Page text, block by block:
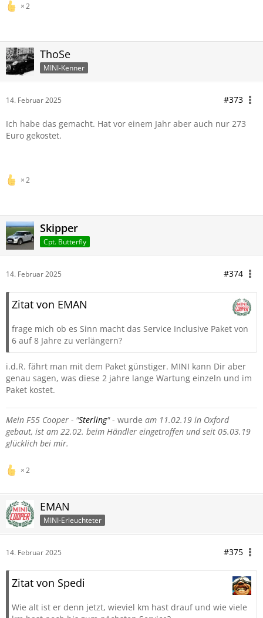
2
ThoSe
MINI-Kenner
14. Februar 2025 #373
Ich habe das gemacht. Hat vor einem Jahr aber auch nur 273
Euro gekostet.
2
Skipper
Cpt. Butterfly
14. Februar 2025 #374
Zitat von EMAN
frage mich ob es Sinn macht das Service Inclusive Paket von
6 auf 8 Jahre zu verlängern?
i.d.R. fährt man mit dem Paket günstiger. MINI kann Dir aber
genau sagen, was diese 2 jahre lange Wartung einzeln und im
Paket kostet.
Mein F55 Cooper - "Sterling"- wurde am 11.02.19 in Oxford
gebaut, ist am 22.02. beim Händler eingetroffen und seit 05.03.19
glücklich bei mir.
2
EMAN
MINI-Erleuchteter
14. Februar 2025 #375
Zitat von Spedi
Wie alt ist er denn jetzt, wieviel km hast drauf und wie viele